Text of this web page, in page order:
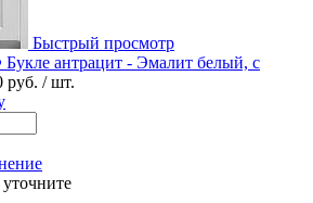
Быстрый просмотр
антрацит - Эмалит белый, с
руб. / шт.